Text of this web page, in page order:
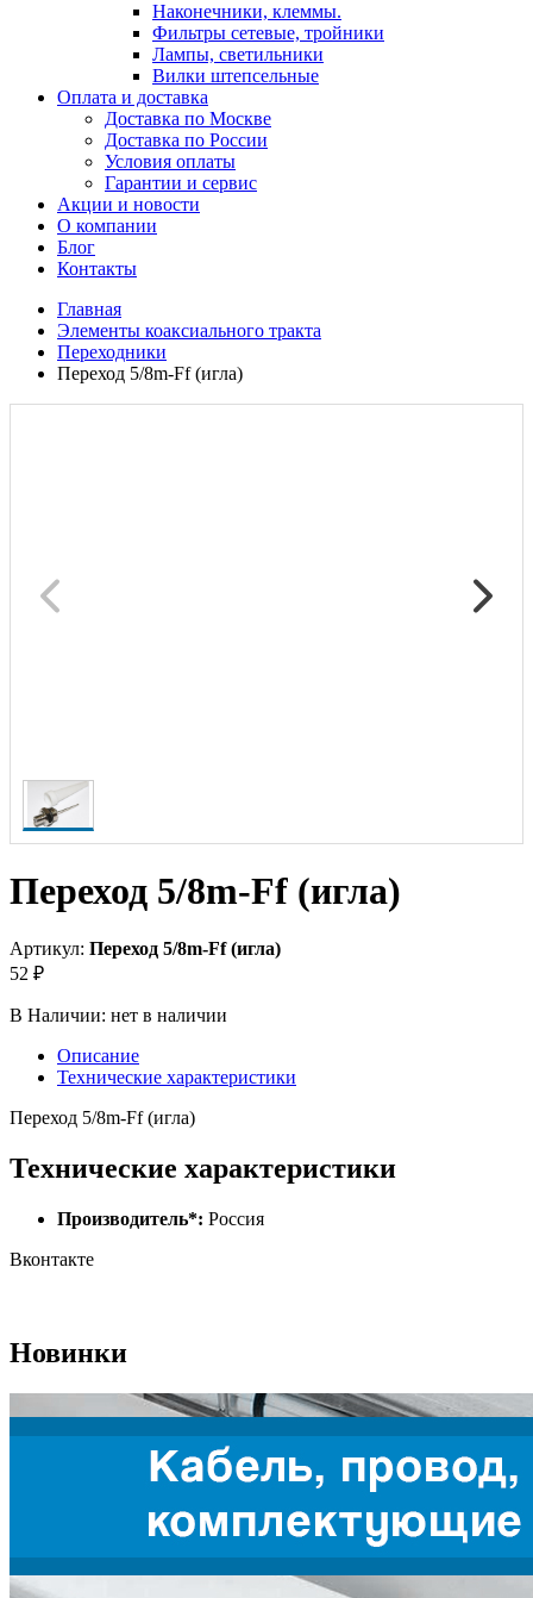
Наконечники, клеммы.
Фильтры сетевые, тройники
Лампы, светильники
Вилки штепсельные
Оплата и доставка
Доставка по Москве
Доставка по России
Условия оплаты
Гарантии и сервис
Акции и новости
О компании
Блог
Контакты
Главная
Элементы коаксиального тракта
Переходники
Переход 5/8m-Ff (игла)
Переход 5/8m-Ff (игла)
Артикул: Переход 5/8m-Ff (игла)
52 ₽
В Наличии: нет в наличии
Описание
Технические характеристики
Переход 5/8m-Ff (игла)
Технические характеристики
Производитель*: Россия
Вконтакте
Новинки